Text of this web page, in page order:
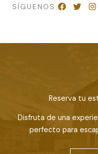
SÍGUENOS:
Reserva tu
Disfruta de una
perfecto para